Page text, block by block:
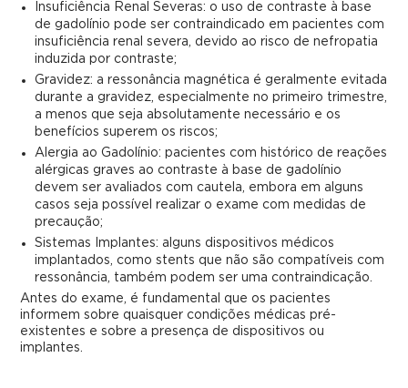
Insuficiência Renal Severas: o uso de contraste à base
de gadolínio pode ser contraindicado em pacientes com
insuficiência renal severa, devido ao risco de nefropatia
induzida por contraste;
Gravidez: a ressonância magnética é geralmente evitada
durante a gravidez, especialmente no primeiro trimestre,
a menos que seja absolutamente necessário e os
benefícios superem os riscos;
Alergia ao Gadolínio: pacientes com histórico de reações
alérgicas graves ao contraste à base de gadolínio
devem ser avaliados com cautela, embora em alguns
casos seja possível realizar o exame com medidas de
precaução;
Sistemas Implantes: alguns dispositivos médicos
implantados, como stents que não são compatíveis com
ressonância, também podem ser uma contraindicação.
Antes do exame, é fundamental que os pacientes
informem sobre quaisquer condições médicas pré-
existentes e sobre a presença de dispositivos ou
implantes.